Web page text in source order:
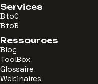
Services
BtoC
BtoB
Ressources
Blog
ToolBox
Glossaire
Webinaires